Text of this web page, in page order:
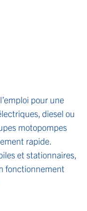
pour une
diesel ou
motopompes
rapide.
et stationnaires,
fonctionnement